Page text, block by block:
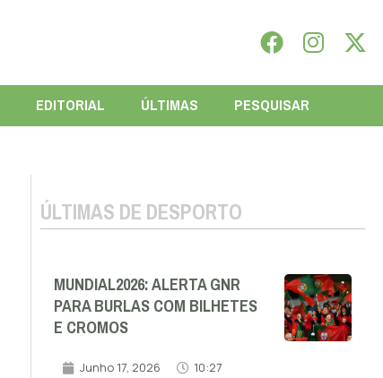
EDITORIAL ÚLTIMAS PESQUISAR
ÚLTIMAS DE DESPORTO
MUNDIAL2026: ALERTA GNR
PARA BURLAS COM BILHETES
E CROMOS
Junho 17, 2026 10:27